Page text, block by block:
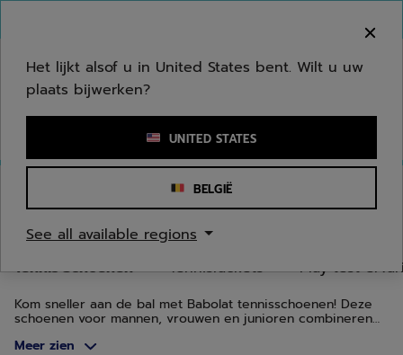
Een zoekwoord of een artikelnummer invoeren
Tennis Schoenen
TENNISSCHOENEN
Tennisrackets Play test
Tennis Schoenen
Kom sneller aan de bal met Babolat tennisschoenen! Deze
schoenen voor mannen, vrouwen en junioren combineren
reeksen ontworpen om zo goed mogelijk aan te passen aan
Meer zien
Het lijkt alsof u in United States bent. Wilt u uw
plaats bijwerken?
UNITED STATES
BELGIË
See all available regions